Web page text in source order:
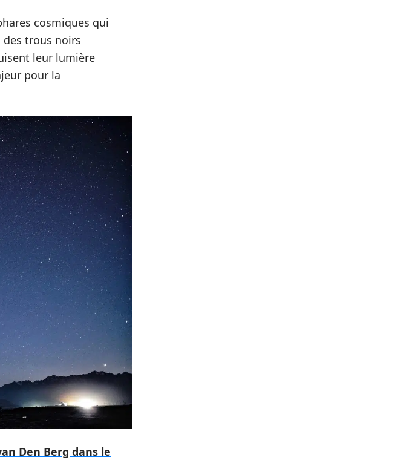
cosmiques qui
des trous noirs
leur lumière
pour la
Den Berg dans le